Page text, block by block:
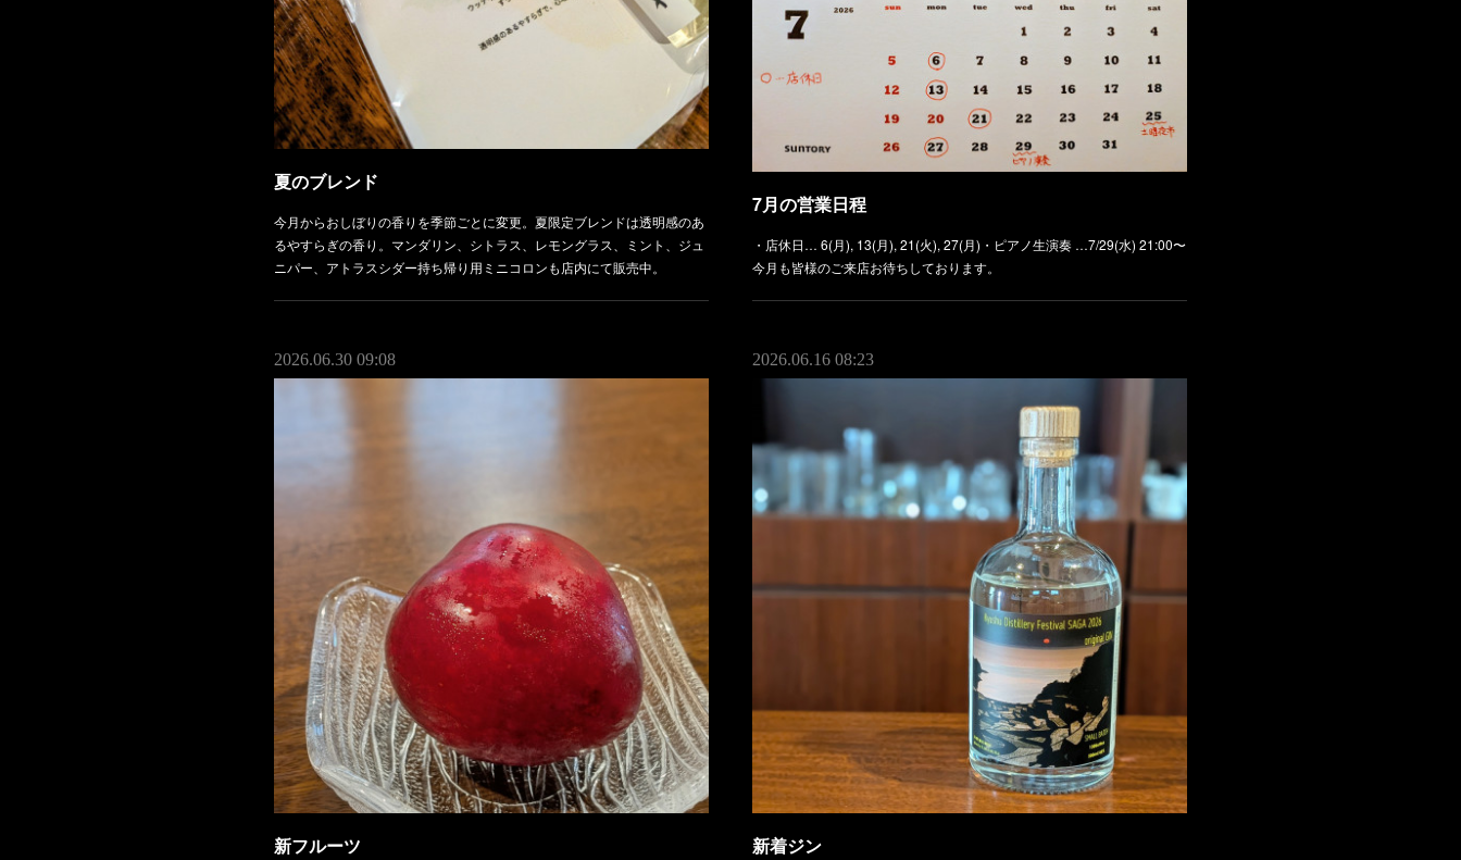
夏のブレンド
今月からおしぼりの香りを季節ごとに変更。夏限定ブレンドは透明感のあ
るやすらぎの香り。マンダリン、シトラス、レモングラス、ミント、ジュ
ニパー、アトラスシダー持ち帰り用ミニコロンも店内にて販売中。
7月の営業日程
・店休日… 6(月), 13(月), 21(火), 27(月)・ピアノ生演奏 …7/29(水) 21:00〜
今月も皆様のご来店お待ちしております。
2026.06.30 09:08
新フルーツ
2026.06.16 08:23
新着ジン